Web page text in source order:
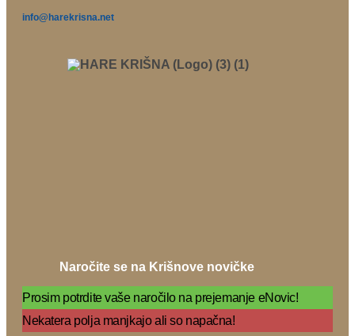
info@harekrisna.net
Naročite se na Krišnove novičke
Prosim potrdite vaše naročilo na prejemanje eNovic!
Nekatera polja manjkajo ali so napačna!